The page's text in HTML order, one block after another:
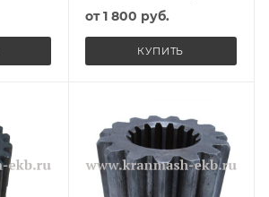
от1 800 руб.
КУПИТЬ